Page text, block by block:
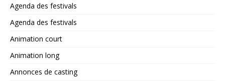
Agenda des festivals
Agenda des festivals
Animation court
Animation long
Annonces de casting